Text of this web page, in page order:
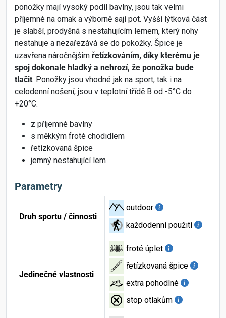
ponožky mají vysoký podíl bavlny, jsou tak velmi
příjemné na omak a výborně sají pot. Vyšší lýtková část
je slabší, prodyšná s nestahujícím lemem, který nohy
nestahuje a nezařezává se do pokožky. Špice je
uzavřena náročnějším řetízkováním, díky kterému je
spoj dokonale hladký a nehrozí, že ponožka bude
tlačit. Ponožky jsou vhodné jak na sport, tak i na
celodenní nošení, jsou v teplotní třídě B od -5°C do
+20°C.
z příjemné bavlny
s měkkým froté chodidlem
řetízkovaná špice
jemný nestahující lem
Parametry
Druh sportu / činnosti
outdoor
každodenní použití
Jedinečné vlastnosti
froté úplet
řetízkovaná špice
extra pohodlné
stop otlakům